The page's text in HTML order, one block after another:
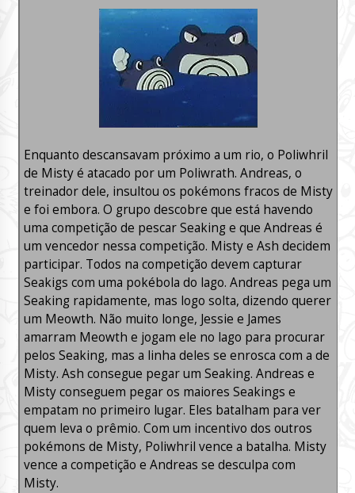
Enquanto descansavam próximo a um rio, o Poliwhril
de Misty é atacado por um Poliwrath. Andreas, o
treinador dele, insultou os pokémons fracos de Misty
e foi embora. O grupo descobre que está havendo
uma competição de pescar Seaking e que Andreas é
um vencedor nessa competição. Misty e Ash decidem
participar. Todos na competição devem capturar
Seakigs com uma pokébola do lago. Andreas pega um
Seaking rapidamente, mas logo solta, dizendo querer
um Meowth. Não muito longe, Jessie e James
amarram Meowth e jogam ele no lago para procurar
pelos Seaking, mas a linha deles se enrosca com a de
Misty. Ash consegue pegar um Seaking. Andreas e
Misty conseguem pegar os maiores Seakings e
empatam no primeiro lugar. Eles batalham para ver
quem leva o prêmio. Com um incentivo dos outros
pokémons de Misty, Poliwhril vence a batalha. Misty
vence a competição e Andreas se desculpa com
Misty.